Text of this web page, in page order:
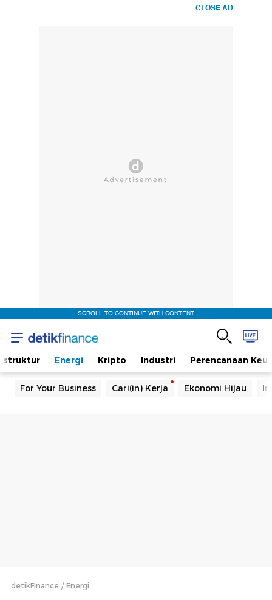
CLOSE AD
SCROLL TO CONTINUE WITH CONTENT
Energi Kripto Industri Perencanaan
For Your Business Cari(in) Kerja Ekonomi Hijau
detikFinance Energi